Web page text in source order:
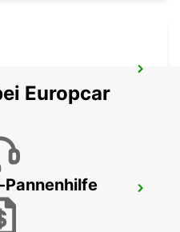
Europcar